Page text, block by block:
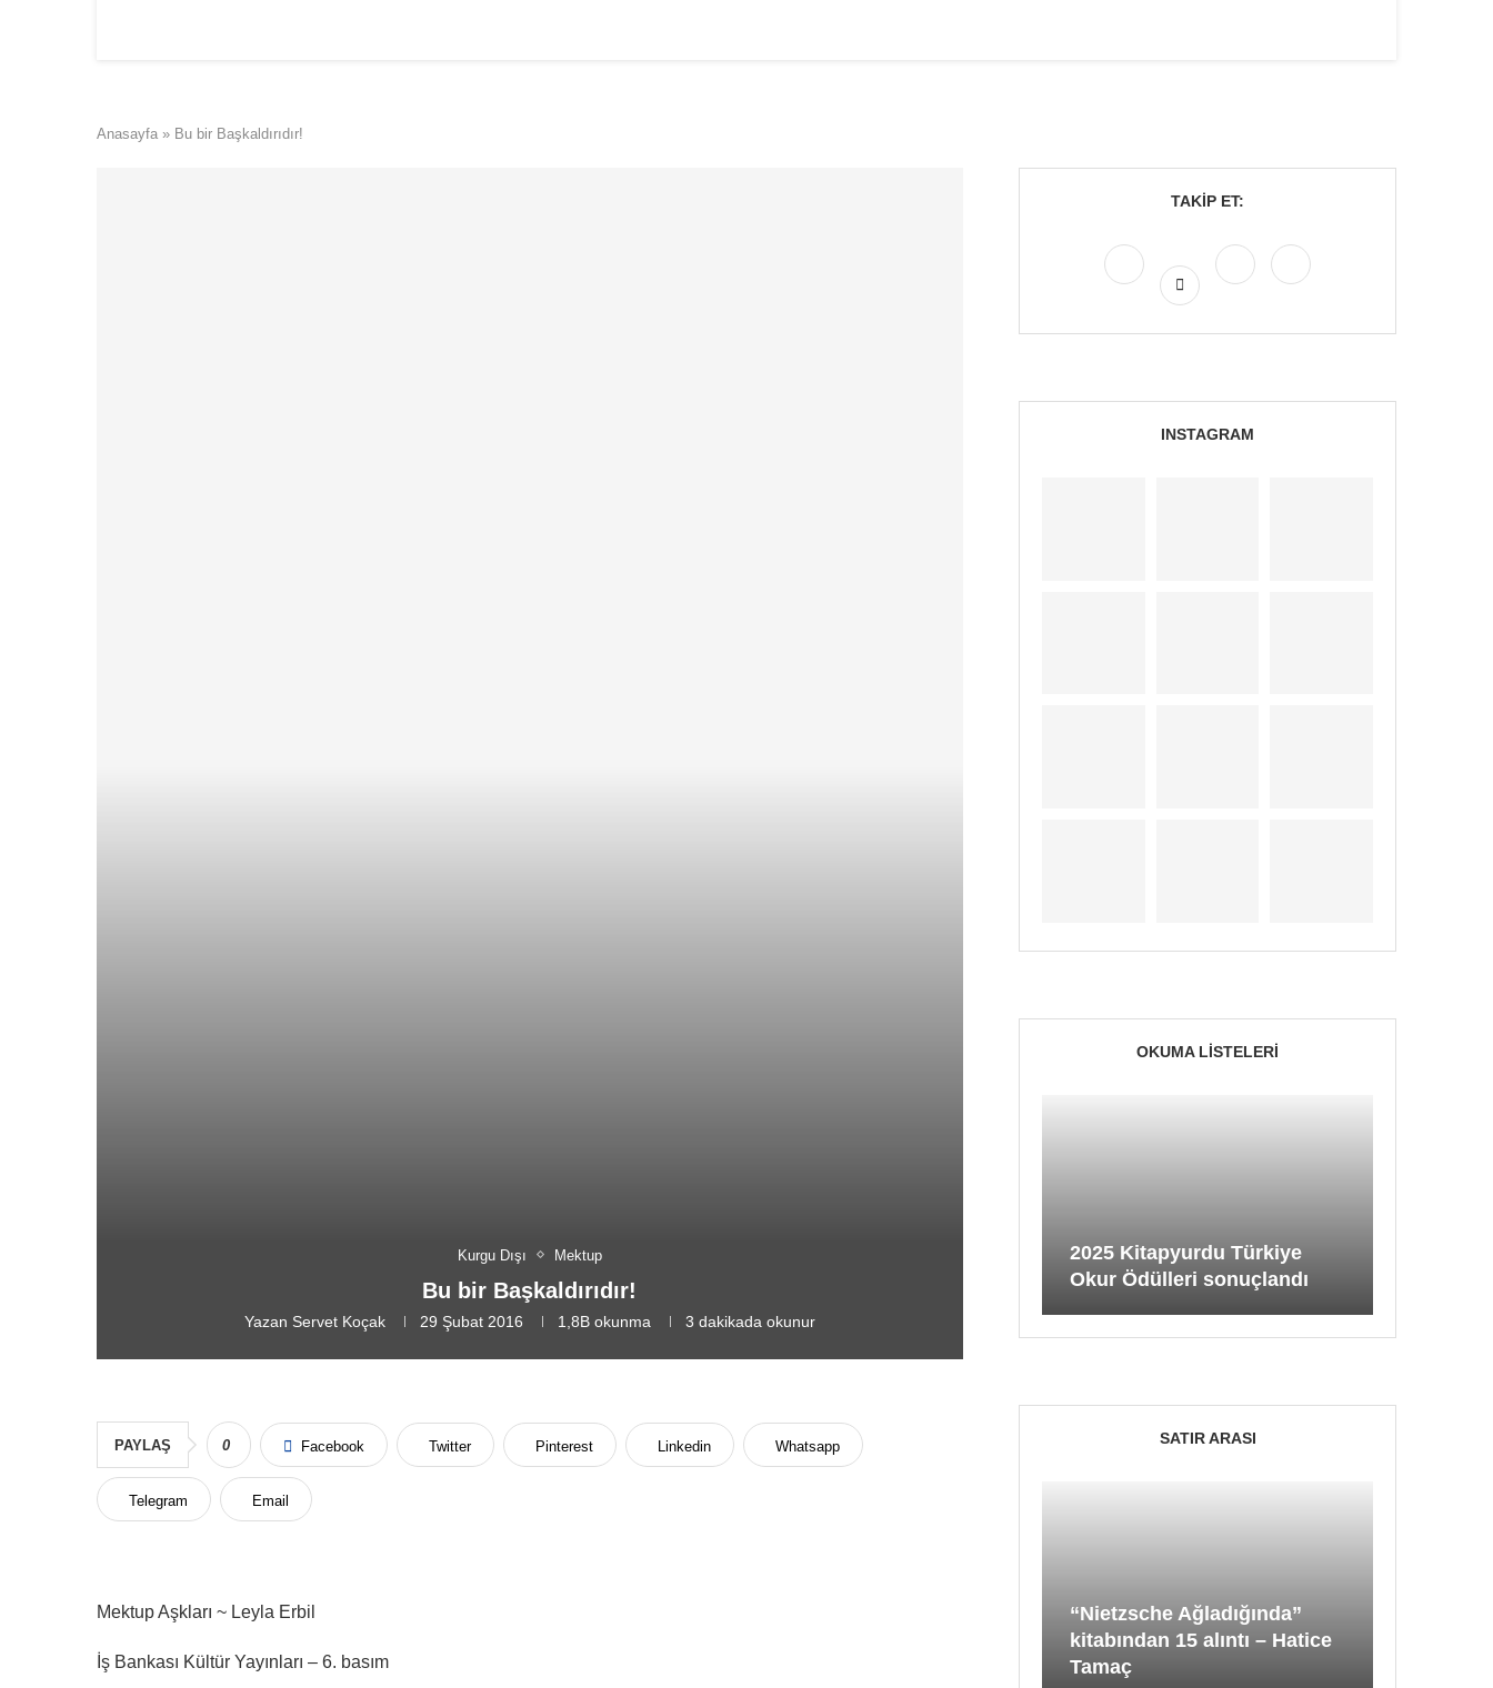
Anasayfa » Bu bir Başkaldırıdır!
Kurgu Dışı Mektup
Bu bir Başkaldırıdır!
Yazan Servet Koçak 29 Şubat 2016 1,8Bokunma 3 dakikada okunur
PAYLAŞ 0 Facebook Twitter Pinterest Linkedin Whatsapp
Telegram Email
Mektup Aşkları ~ Leyla Erbil
İş Bankası Kültür Yayınları – 6. basım
TAKIP ET:
INSTAGRAM
OKUMA LISTELERI
2025 Kitapyurdu Türkiye
Okur Ödülleri sonuçlandı
SATIR ARASI
“Nietzsche Ağladığında”
kitabından 15 alıntı – Hatice
Tamaç